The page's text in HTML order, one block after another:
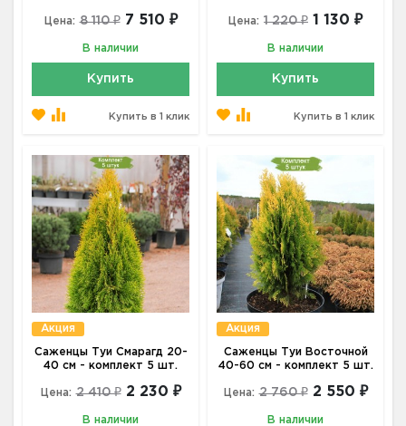
Цена: 8 110 ₽ 7 510 ₽
В наличии
Купить
Купить в 1 клик
Цена: 1 220 ₽ 1 130 ₽
В наличии
Купить
Купить в 1 клик
Акция
Саженцы Туи Смарагд 20-
40 см - комплект 5 шт.
Цена: 2 410 ₽ 2 230 ₽
В наличии
Акция
Саженцы Туи Восточной
40-60 см - комплект 5 шт.
Цена: 2 760 ₽ 2 550 ₽
В наличии